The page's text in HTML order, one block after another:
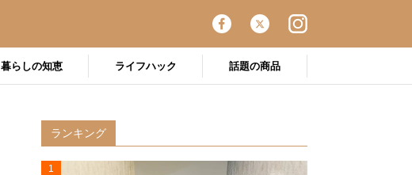
暮らしの知恵 ライフハック 話題の商品
ランキング
1